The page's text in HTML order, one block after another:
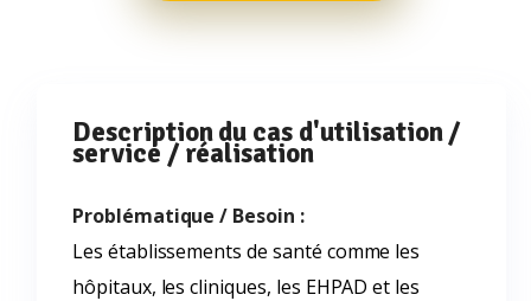
Description du cas d'utilisation /
service / réalisation
Problématique / Besoin :
Les établissements de santé comme les
hôpitaux, les cliniques, les EHPAD et les